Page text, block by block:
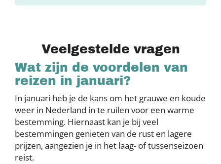
Veelgestelde vragen
Wat zijn de voordelen van
reizen in januari?
In januari heb je de kans om het grauwe en koude
weer in Nederland in te ruilen voor een warme
bestemming. Hiernaast kan je bij veel
bestemmingen genieten van de rust en lagere
prijzen, aangezien je in het laag- of tussenseizoen
reist.